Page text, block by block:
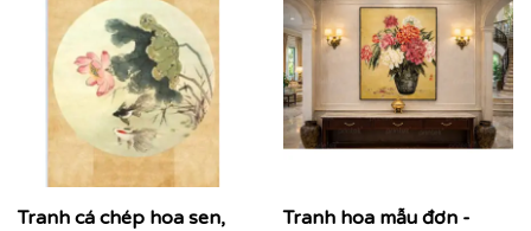
Tranh cá chép hoa sen,
Tranh hoa mẫu đơn -